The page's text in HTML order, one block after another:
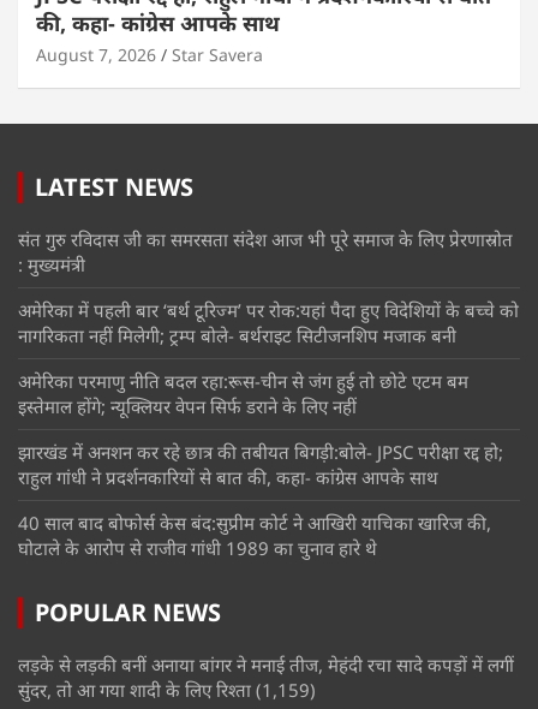
की, कहा- कांग्रेस आपके साथ
August 7, 2026 Star Savera
LATEST NEWS
संत गुरु रविदास जी का समरसता संदेश आज भी पूरे समाज के लिए प्रेरणास्रोत
: मुख्यमंत्री
अमेरिका में पहली बार ‘बर्थ टूरिज्म’ पर रोक:यहां पैदा हुए विदेशियों के बच्चे को
नागरिकता नहीं मिलेगी; ट्रम्प बोले- बर्थराइट सिटीजनशिप मजाक बनी
अमेरिका परमाणु नीति बदल रहा:रूस-चीन से जंग हुई तो छोटे एटम बम
इस्तेमाल होंगे; न्यूक्लियर वेपन सिर्फ डराने के लिए नहीं
झारखंड में अनशन कर रहे छात्र की तबीयत बिगड़ी:बोले- JPSC परीक्षा रद्द हो;
राहुल गांधी ने प्रदर्शनकारियों से बात की, कहा- कांग्रेस आपके साथ
40 साल बाद बोफोर्स केस बंद:सुप्रीम कोर्ट ने आखिरी याचिका खारिज की,
घोटाले के आरोप से राजीव गांधी 1989 का चुनाव हारे थे
POPULAR NEWS
लड़के से लड़की बनीं अनाया बांगर ने मनाई तीज, मेहंदी रचा सादे कपड़ों में लगीं
सुंदर, तो आ गया शादी के लिए रिश्ता (1,159)